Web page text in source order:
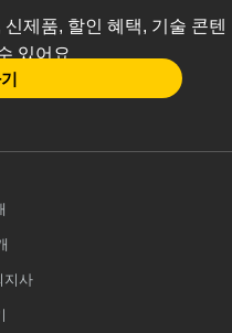
제품, 할인 혜택, 기술 콘텐
있어요
지사